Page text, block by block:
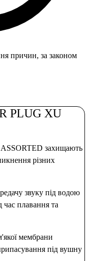
причин, за законом
PLUG XU
захищають
різних
звуку під водою
час плавання та
мембрани
під вушну